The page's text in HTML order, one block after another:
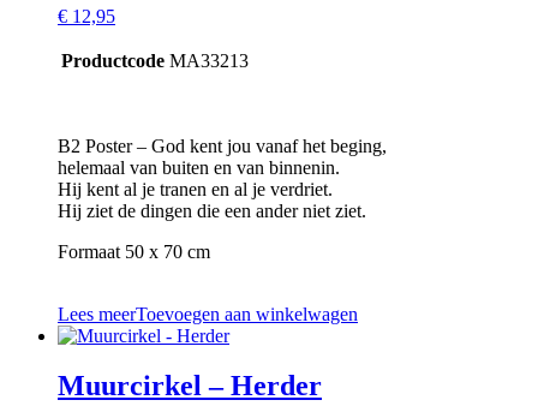
€ 12,95
Productcode MA33213
B2 Poster – God kent jou vanaf het beging,
helemaal van buiten en van binnenin.
Hij kent al je tranen en al je verdriet.
Hij ziet de dingen die een ander niet ziet.
Formaat 50 x 70 cm
Lees meerToevoegen aan winkelwagen
Muurcirkel – Herder